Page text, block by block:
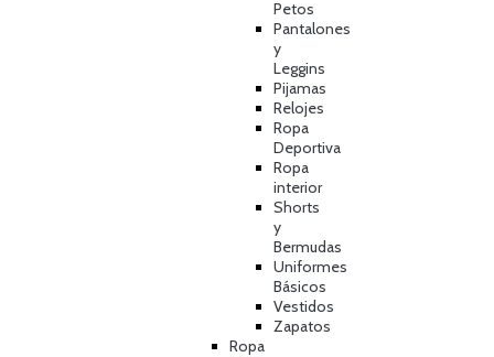
Petos
Pantalones
y
Leggins
Pijamas
Relojes
Ropa
Deportiva
Ropa
interior
Shorts
y
Bermudas
Uniformes
Básicos
Vestidos
Zapatos
Ropa